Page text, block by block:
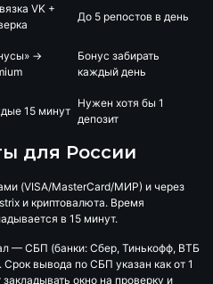
VK +
До 5 репостов в день
→
Бонус забирать
каждый день
15 минут
Нужен хотя бы 1
депозит
для России
(VISA/MasterCard/МИР) и через
и криптовалюта. Время
в 15 минут.
— СБП (банки: Сбер, Тинькофф, ВТБ
вывода по СБП указан как от 1
окно на проверку и